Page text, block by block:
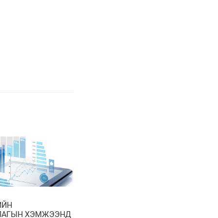
ХЭМЖЭЭНД